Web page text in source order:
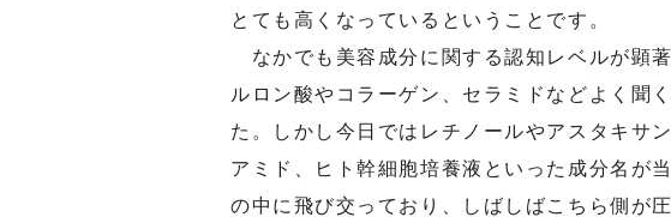
とても高くなっているということです。
なかでも美容成分に関する認知レベルが顕
ルロン酸やコラーゲン、セラミドなどよく聞
た。しかし今日ではレチノールやアスタキサ
アミド、ヒト幹細胞培養液といった成分名が
の中に飛び交っており、しばしばこちら側が